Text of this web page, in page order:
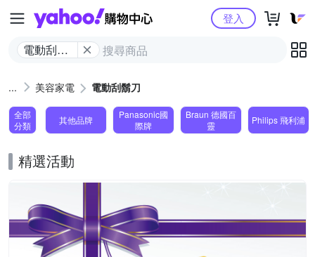
Yahoo購物中心
電動刮鬍
登入
美容家電 電動刮鬍刀
全部
分類
其他品牌
Panasonic國
際牌
Braun 德國百
靈
Philips 飛利浦
精選活動